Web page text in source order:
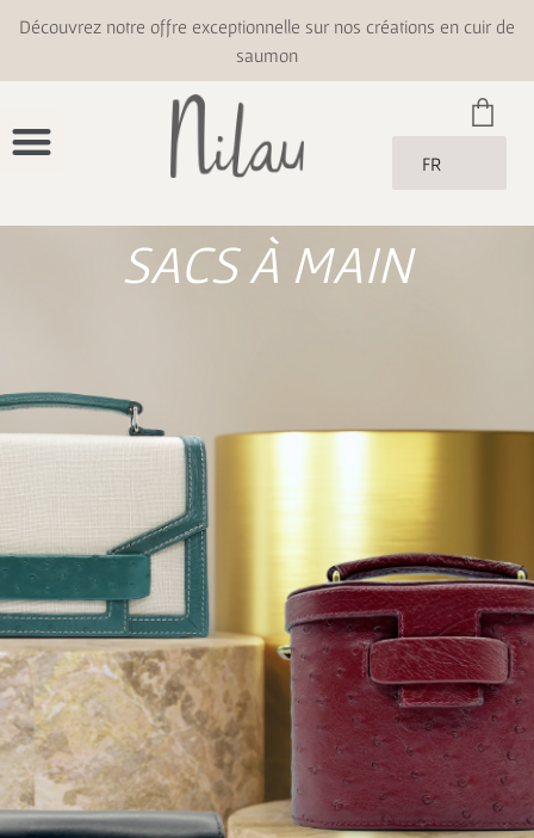
Découvrez notre offre exceptionnelle sur nos créations en cuir de
saumon
FR
SACS À MAIN